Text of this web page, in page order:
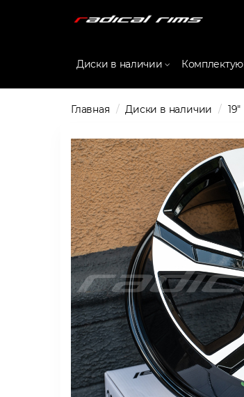
Диски в наличии
Главная Диски в наличии 19"